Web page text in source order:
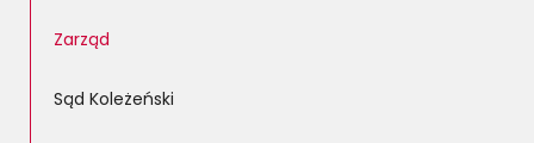
Zarząd
Sąd Koleżeński